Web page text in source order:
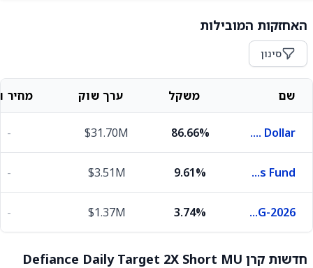
האחזקות המובילות
סינון
שם משקל ערך שוק מחיר
U.S. Dollar
86.66%
$31.70M
-
First American Funds Inc X Government Obligations Fund
9.61%
$3.51M
-
United States Treasury Bills 0.0% 27-AUG-2026
3.74%
$1.37M
-
חדשות קרן Defiance Daily Target 2X Short MU